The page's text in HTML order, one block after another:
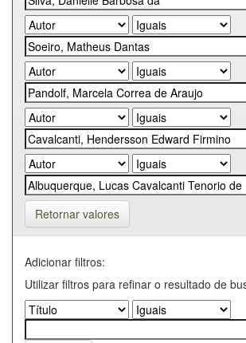
Retornar valores
Adicionar filtros:
Utilizar filtros para refinar o resultado de